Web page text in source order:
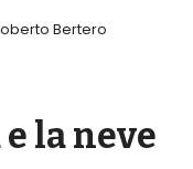
Bertero
la neve